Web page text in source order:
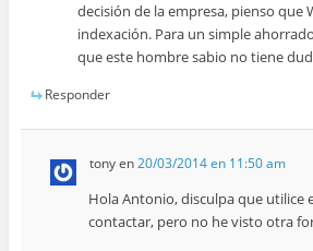
decisión de la empresa, pienso que
indexación. Para un simple
que este hombre sabio no tiene
Responder
tonyen20/03/2014 en 11:50 am
Hola Antonio, disculpa que utilice
contactar, pero no he visto otra